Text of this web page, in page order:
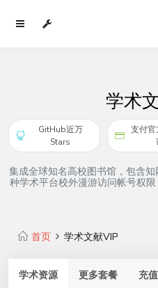
学术
GitHub近万
Stars
支付官
集成全球知名高校图书馆，包含
种学术平台校外漫游访问帐号权
首页 学术文献VIP
学术资源 更多套餐 充